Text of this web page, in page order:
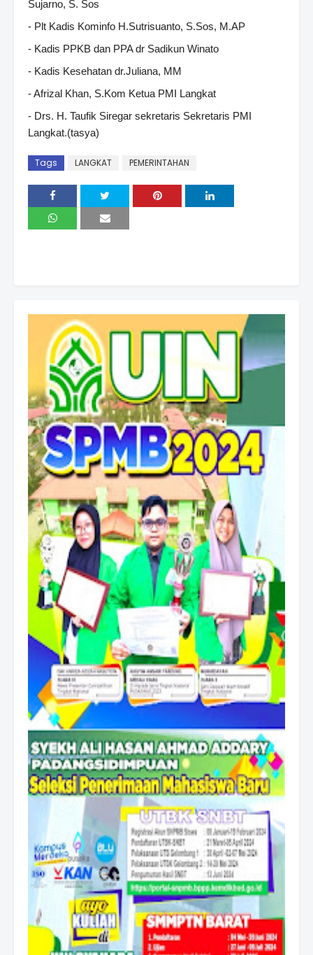
Sujarno, S. Sos
- Plt Kadis Kominfo H.Sutrisuanto, S.Sos, M.AP
- Kadis PPKB dan PPA dr Sadikun Winato
- Kadis Kesehatan dr.Juliana, MM
- Afrizal Khan, S.Kom Ketua PMI Langkat
- Drs. H. Taufik Siregar sekretaris Sekretaris PMI
Langkat.(tasya)
Tags LANGKAT PEMERINTAHAN